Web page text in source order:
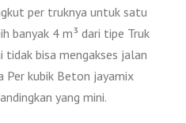
per truknya untuk satu
banyak 4 m³ dari tipe Truk
tidak bisa mengakses jalan
Per kubik Beton jayamix
yang mini.